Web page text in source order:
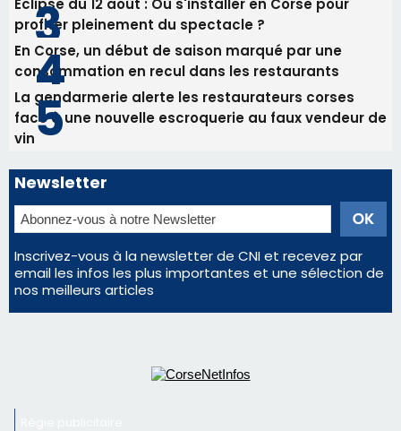
Commandant Antoine de Saint Exupery
Les plus lus
Satine Nomary est la nouvelle Miss Corse 2026
Éclipse du 12 août : la Corse aux premières loges
d'un spectacle qui ne reviendra pas avant 2081
Éclipse du 12 août : Où s'installer en Corse pour
profiter pleinement du spectacle ?
En Corse, un début de saison marqué par une
consommation en recul dans les restaurants